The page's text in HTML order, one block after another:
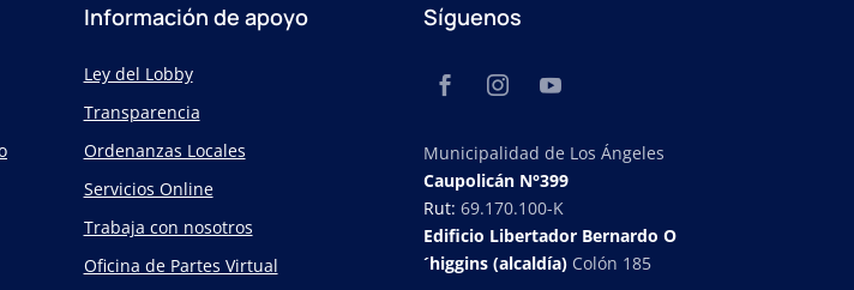
Información de apoyo
Ley del Lobby
Transparencia
Ordenanzas Locales
Servicios Online
Trabaja con nosotros
Oficina de Partes Virtual
Síguenos
Municipalidad de Los Ángeles
Caupolicán N°399
Rut:69.170.100-K
Edificio Libertador Bernardo O
´higgins (alcaldía) Colón 185